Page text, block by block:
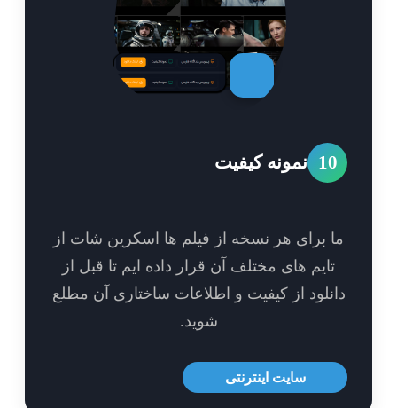
نمونه کیفیت
برای هر نسخه از فیلم ها اسکرین شات از
های مختلف آن قرار داده ایم تا قبل از
از کیفیت و اطلاعات ساختاری آن مطلع
سایت اینترنتی